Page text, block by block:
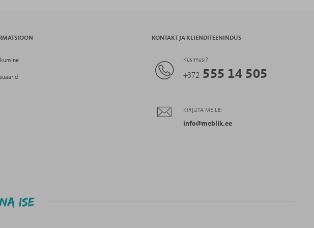
KONTAKT JA KLIENDITEENINDUS
Küsimusi?
+372 555 14 505
KIRJUTA MEILE:
info@meblik.ee
ISE